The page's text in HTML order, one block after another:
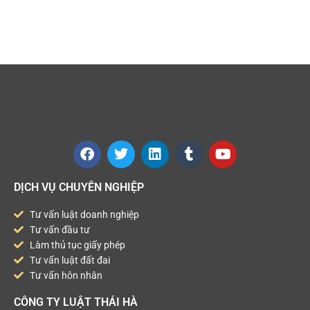
DỊCH VỤ CHUYÊN NGHIỆP
Tư vấn luật doanh nghiệp
Tư vấn đầu tư
Làm thủ tục giấy phép
Tư vấn luật đất đai
Tư vấn hôn nhân
CÔNG TY LUẬT THÁI HÀ